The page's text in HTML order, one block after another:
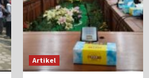
Artikel